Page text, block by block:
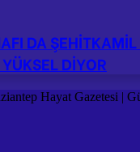
DA ŞEHİTKAMİL
DİYOR
Hayat Gazetesi |